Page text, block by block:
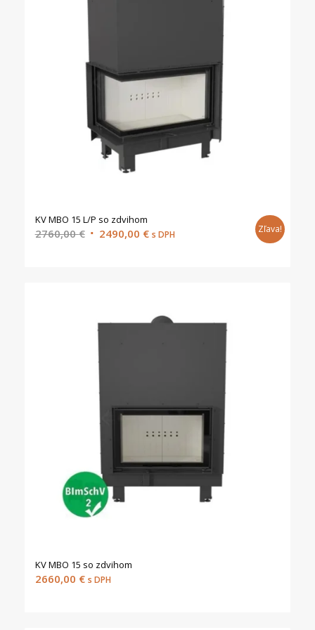
KV MBO 15 L/P so zdvihom
2760,00€ Original
2490,00 €Current
s DPH Zľava!
KV MBO 15 so zdvihom
2660,00 € s DPH